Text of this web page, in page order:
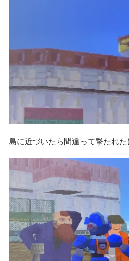
島に近づいたら間違って撃たれた